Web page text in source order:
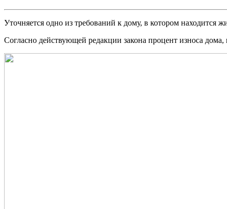
Уточняется одно из требований к дому, в котором
Согласно действующей редакции закона процент износа